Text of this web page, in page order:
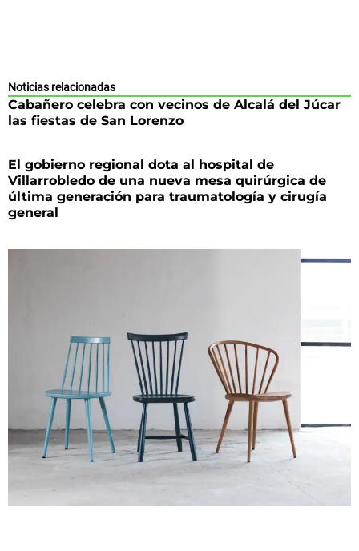
Noticias relacionadas
Cabañero celebra con vecinos de Alcalá del Júcar
las fiestas de San Lorenzo
El gobierno regional dota al hospital de
Villarrobledo de una nueva mesa quirúrgica de
última generación para traumatología y cirugía
general